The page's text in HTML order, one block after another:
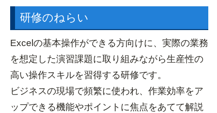
研修のねらい
Excelの基本操作ができる方向けに、実際の業務
を想定した演習課題に取り組みながら生産性の
高い操作スキルを習得する研修です。
ビジネスの現場で頻繁に使われ、作業効率をア
ップできる機能やポイントに焦点をあてて解説